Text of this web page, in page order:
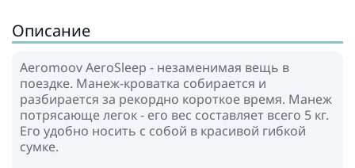
Описание
Aeromoov AeroSleep - незаменимая вещь в
поездке. Манеж-кроватка собирается и
разбирается за рекордно короткое время. Манеж
потрясающе легок - его вес составляет всего 5 кг.
Его удобно носить с собой в красивой гибкой
сумке.